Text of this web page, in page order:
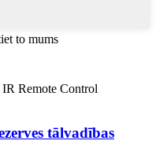
to mums
tālvadības